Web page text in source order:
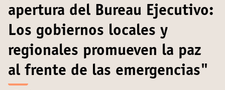
apertura del Bureau Ejecutivo:
Los gobiernos locales y
regionales promueven la paz
al frente de las emergencias"